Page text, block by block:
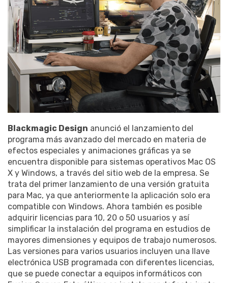
Blackmagic Design anunció el lanzamiento del
programa más avanzado del mercado en materia de
efectos especiales y animaciones gráficas ya se
encuentra disponible para sistemas operativos Mac OS
X y Windows, a través del sitio web de la empresa. Se
trata del primer lanzamiento de una versión gratuita
para Mac, ya que anteriormente la aplicación solo era
compatible con Windows. Ahora también es posible
adquirir licencias para 10, 20 o 50 usuarios y así
simplificar la instalación del programa en estudios de
mayores dimensiones y equipos de trabajo numerosos.
Las versiones para varios usuarios incluyen una llave
electrónica USB programada con diferentes licencias,
que se puede conectar a equipos informáticos con